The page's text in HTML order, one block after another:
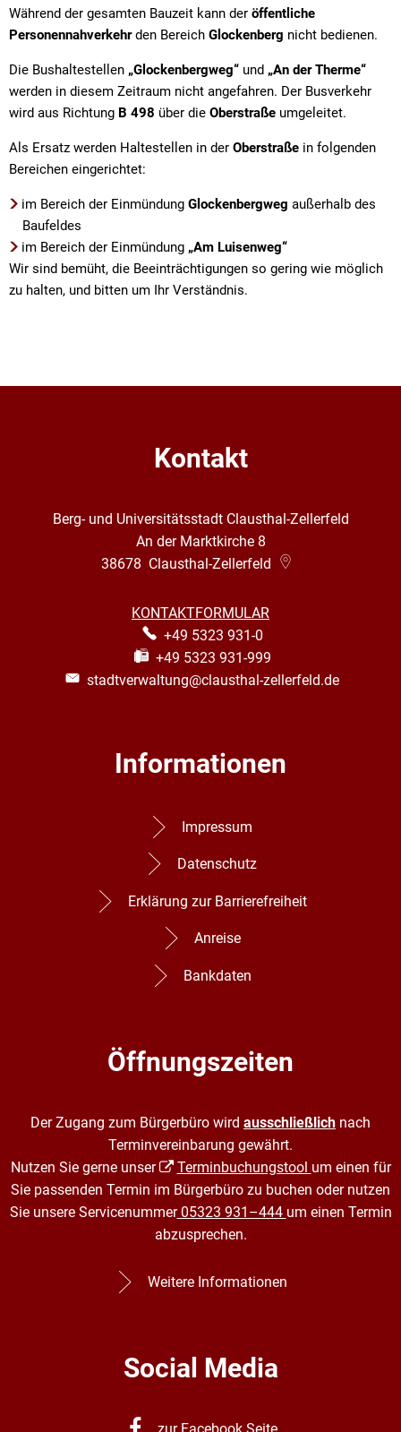
Während der gesamten Bauzeit kann der öffentliche
Personennahverkehrden Bereich Glockenberg nicht bedienen.
Die Bushaltestellen „Glockenbergweg“ und „An der Therme“
werden in diesem Zeitraum nicht angefahren. Der Busverkehr
wird aus Richtung B 498 über die Oberstraße umgeleitet.
Als Ersatz werden Haltestellen in der Oberstraße in folgenden
Bereichen eingerichtet:
im Bereich der Einmündung Glockenbergweg außerhalb des
Baufeldes
im Bereich der Einmündung „Am Luisenweg“
Wir sind bemüht, die Beeinträchtigungen so gering wie möglich
zu halten, und bitten um Ihr Verständnis.
Kontakt
Berg- und Universitätsstadt Clausthal-Zellerfeld
An der Marktkirche 8
38678 Clausthal-Zellerfeld
KONTAKTFORMULAR
+49 5323 931-0
+49 5323 931-999
stadtverwaltung@clausthal-zellerfeld.de
Informationen
Impressum
Datenschutz
Erklärung zur Barrierefreiheit
Anreise
Bankdaten
Öffnungszeiten
Der Zugang zum Bürgerbüro wird ausschließlich nach
Terminvereinbarung gewährt.
Nutzen Sie gerne unser
Terminbuchungstool um einen für
Sie passenden Termin im Bürgerbüro zu buchen oder nutzen
Sie unsere Servicenummer05323 931–444 um einen Termin
abzusprechen.
Weitere Informationen
Social Media
zur Facebook Seite